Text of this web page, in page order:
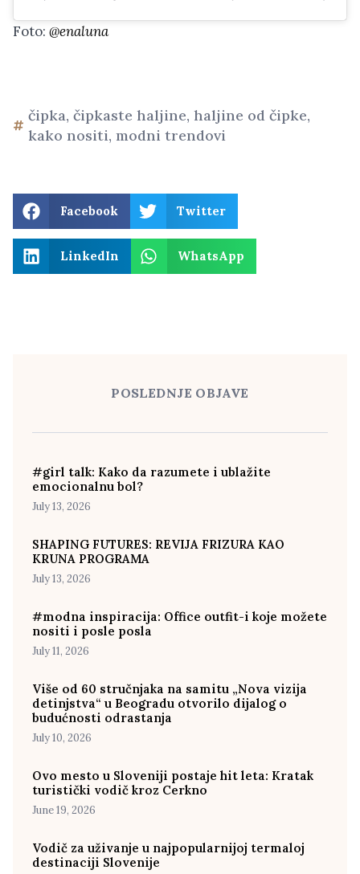
Foto: @enaluna
čipka, čipkaste haljine, haljine od čipke,
kako nositi, modni trendovi
Facebook Twitter
LinkedIn WhatsApp
POSLEDNJE OBJAVE
#girl talk: Kako da razumete i ublažite
emocionalnu bol?
July 13, 2026
SHAPING FUTURES: REVIJA FRIZURA KAO
KRUNA PROGRAMA
July 13, 2026
#modna inspiracija: Office outfit-i koje možete
nositi i posle posla
July 11, 2026
Više od 60 stručnjaka na samitu „Nova vizija
detinjstva“ u Beogradu otvorilo dijalog o
budućnosti odrastanja
July 10, 2026
Ovo mesto u Sloveniji postaje hit leta: Kratak
turistički vodič kroz Cerkno
June 19, 2026
Vodič za uživanje u najpopularnijoj termaloj
destinaciji Slovenije